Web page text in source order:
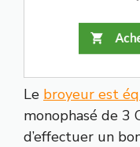
Le broyeur est
monophasé de 3
d’effectuer un